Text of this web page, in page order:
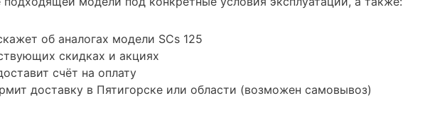
об аналогах модели SCs 125
скидках и акциях
счёт на оплату
доставку в Пятигорске или области (возможен самовывоз)